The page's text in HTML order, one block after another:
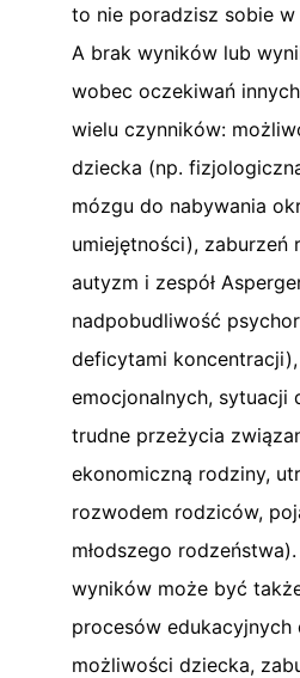
to nie poradzisz sobie w
A brak wyników lub
wobec oczekiwań
wielu czynników:
dziecka (np.
mózgu do nabywania
umiejętności), zaburzeń
autyzm i zespół
nadpobudliwość
deficytami
emocjonalnych, sytuacji
trudne przeżycia
ekonomiczną rodziny,
rozwodem rodziców,
młodszego
wyników może być
procesów
możliwości dziecka,